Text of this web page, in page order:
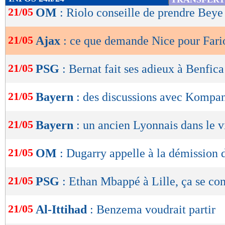
de
OK
21/05 OM : Riolo conseille de prendre Beye
21/05 Ajax : ce que demande Nice pour
21/05 PSG : Bernat fait ses adieux à Benfica
21/05 Bayern : des discussions avec
21/05 Bayern : un ancien Lyonnais dans le
21/05 OM : Dugarry appelle à la démission
21/05 PSG : Ethan Mbappé à Lille, ça se
21/05 Al-Ittihad : Benzema voudrait partir